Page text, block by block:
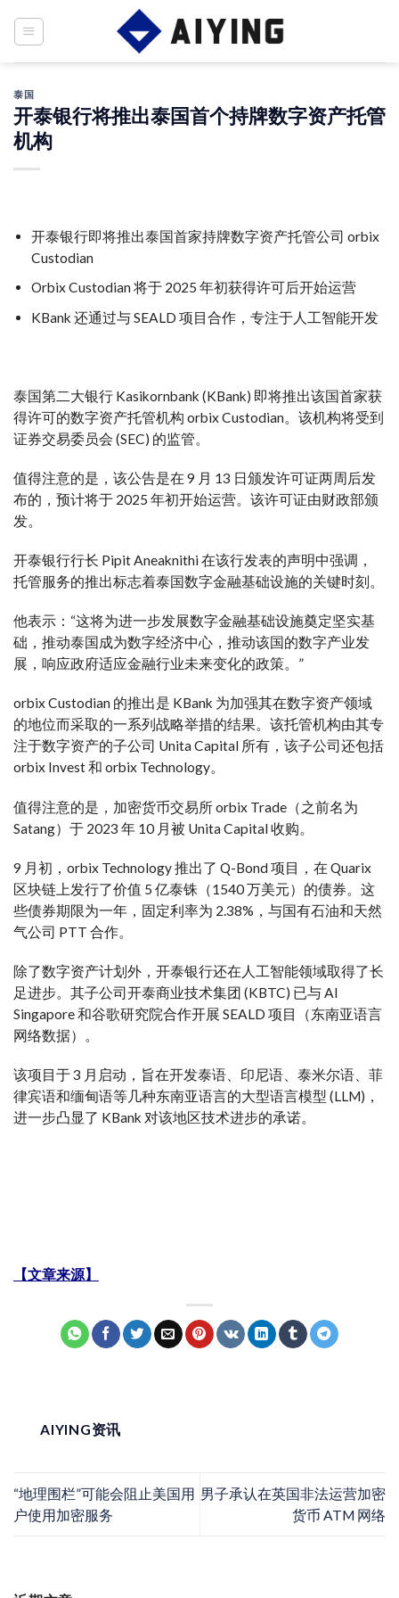
泰国
开泰银行将推出泰国首个持牌数字资产托管
机构
开泰银行即将推出泰国首家持牌数字资产托管公司 orbix
Custodian
Orbix Custodian 将于 2025 年初获得许可后开始运营
KBank 还通过与 SEALD 项目合作，专注于人工智能开发
泰国第二大银行 Kasikornbank (KBank) 即将推出该国首家获
得许可的数字资产托管机构 orbix Custodian。该机构将受到
证券交易委员会 (SEC) 的监管。
值得注意的是，该公告是在 9 月 13 日颁发许可证两周后发
布的，预计将于 2025 年初开始运营。该许可证由财政部颁
发。
开泰银行行长 Pipit Aneaknithi 在该行发表的声明中强调，
托管服务的推出标志着泰国数字金融基础设施的关键时刻。
他表示：“这将为进一步发展数字金融基础设施奠定坚实基
础，推动泰国成为数字经济中心，推动该国的数字产业发
展，响应政府适应金融行业未来变化的政策。”
orbix Custodian 的推出是 KBank 为加强其在数字资产领域
的地位而采取的一系列战略举措的结果。该托管机构由其专
注于数字资产的子公司 Unita Capital 所有，该子公司还包括
orbix Invest 和 orbix Technology。
值得注意的是，加密货币交易所 orbix Trade（之前名为
Satang）于 2023 年 10 月被 Unita Capital 收购。
9 月初，orbix Technology 推出了 Q-Bond 项目，在 Quarix
区块链上发行了价值 5 亿泰铢（1540 万美元）的债券。这
些债券期限为一年，固定利率为 2.38%，与国有石油和天然
气公司 PTT 合作。
除了数字资产计划外，开泰银行还在人工智能领域取得了长
足进步。其子公司开泰商业技术集团 (KBTC) 已与 AI
Singapore 和谷歌研究院合作开展 SEALD 项目（东南亚语言
网络数据）。
该项目于 3 月启动，旨在开发泰语、印尼语、泰米尔语、菲
律宾语和缅甸语等几种东南亚语言的大型语言模型 (LLM)，
进一步凸显了 KBank 对该地区技术进步的承诺。
【文章来源】
AIYING资讯
“地理围栏”可能会阻止美国用
户使用加密服务
男子承认在英国非法运营加密
货币 ATM 网络